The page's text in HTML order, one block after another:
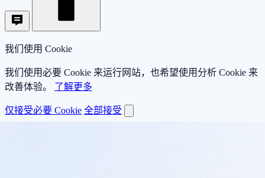
我们使用 Cookie
我们使用必要 Cookie 来运行网站，也希望使用分析 Cookie 来
改善体验。 了解更多
仅接受必要 Cookie 全部接受